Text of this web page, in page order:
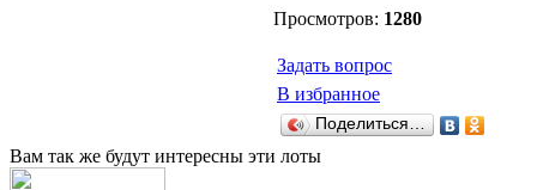
Просмотров: 1280
Задать вопрос
В избранное
Поделиться…
Вам так же будут интересны эти лоты